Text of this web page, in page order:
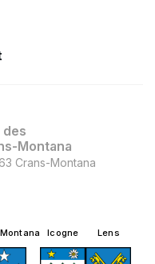
Montana
Crans-Montana
Icogne Lens